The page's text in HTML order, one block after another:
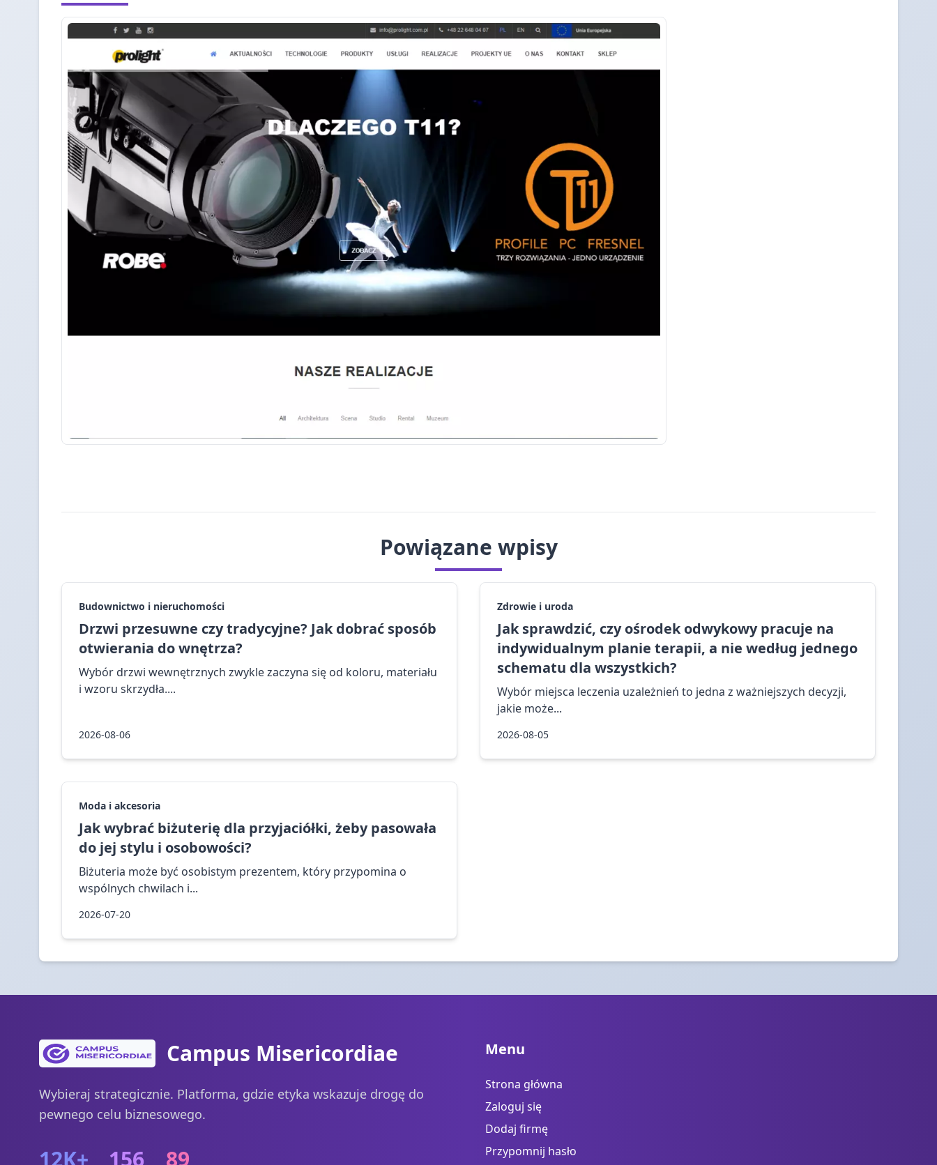
Powiązane wpisy
Budownictwo i nieruchomości
Drzwi przesuwne czy tradycyjne? Jak dobrać sposób
otwierania do wnętrza?
Wybór drzwi wewnętrznych zwykle zaczyna się od koloru, materiału
i wzoru skrzydła....
2026-08-06
Zdrowie i uroda
Jak sprawdzić, czy ośrodek odwykowy pracuje na
indywidualnym planie terapii, a nie według jednego
schematu dla wszystkich?
Wybór miejsca leczenia uzależnień to jedna z ważniejszych decyzji,
jakie może...
2026-08-05
Moda i akcesoria
Jak wybrać biżuterię dla przyjaciółki, żeby pasowała
do jej stylu i osobowości?
Biżuteria może być osobistym prezentem, który przypomina o
wspólnych chwilach i...
2026-07-20
Campus Misericordiae
Wybieraj strategicznie. Platforma, gdzie etyka wskazuje drogę do
pewnego celu biznesowego.
12K+ 156 89
Menu
Strona główna
Zaloguj się
Dodaj firmę
Przypomnij hasło